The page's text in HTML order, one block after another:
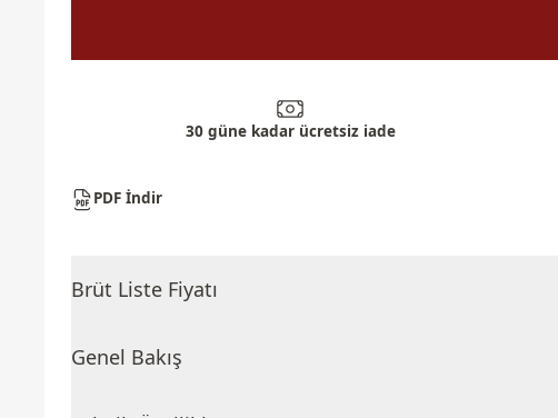
30 güne kadar ücretsiz iade
PDF İndir
Brüt Liste Fiyatı
Genel Bakış